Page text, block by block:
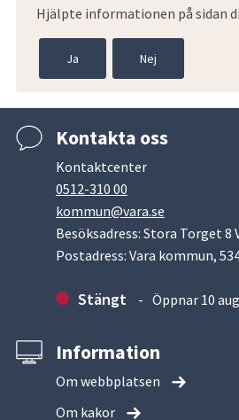
Hjälpte informationen på sidan
Ja Nej
Kontakta oss
Kontaktcenter
0512-310 00
kommun@vara.se
Besöksadress: Stora Torget 8
Postadress: Vara kommun,
Stängt Öppnar 10
Information
Om webbplatsen
Om kakor